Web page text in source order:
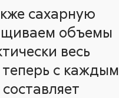
сахарную
объемы
весь
с каждым